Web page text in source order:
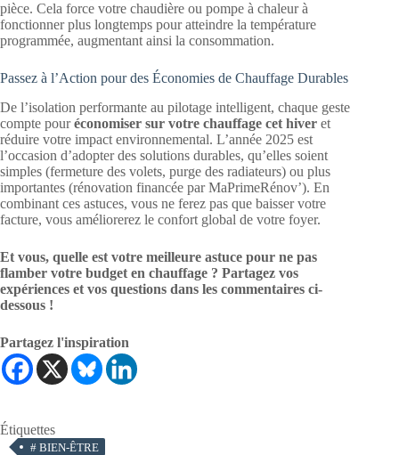
pièce. Cela force votre chaudière ou pompe à chaleur à
fonctionner plus longtemps pour atteindre la température
programmée, augmentant ainsi la consommation.
Passez à l’Action pour des Économies de Chauffage Durables
De l’isolation performante au pilotage intelligent, chaque geste
compte pouréconomiser sur votre chauffage cet hiver et
réduire votre impact environnemental. L’année 2025 est
l’occasion d’adopter des solutions durables, qu’elles soient
simples (fermeture des volets, purge des radiateurs) ou plus
importantes (rénovation financée par MaPrimeRénov’). En
combinant ces astuces, vous ne ferez pas que baisser votre
facture, vous améliorerez le confort global de votre foyer.
Et vous, quelle est votre meilleure astuce pour ne pas
flamber votre budget en chauffage ? Partagez vos
expériences et vos questions dans les commentaires ci-
dessous !
Partagez l'inspiration
Étiquettes
# BIEN-ÊTRE